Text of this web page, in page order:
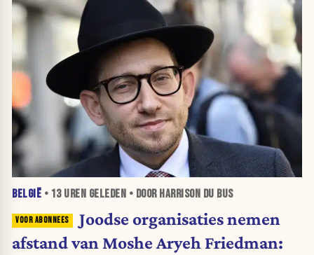
BELGIË • 13 UREN GELEDEN • DOOR HARRISON DU BUS
Joodse organisaties nemen
afstand van Moshe Aryeh Friedman: